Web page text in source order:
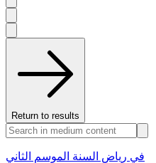
Return to results
في رياض السنة الموسم الثاني